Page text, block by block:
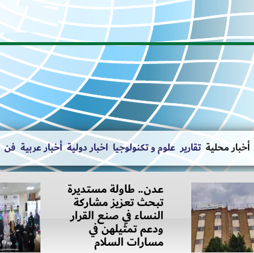
أخبار محلية تقارير علوم و تكنولوجيا اخبار دولية أخبار عربية فن
عدن.. طاولة مستديرة
تبحث تعزيز مشاركة
النساء في صنع القرار
ودعم تمثيلهن في
مسارات السلام